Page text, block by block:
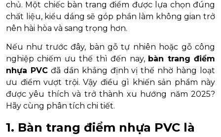
chủ. Một chiếc bàn trang điểm được lựa chọn đúng
chất liệu, kiểu dáng sẽ góp phần làm không gian trở
nên hài hòa và sang trọng hơn.
Nếu như trước đây, bàn gỗ tự nhiên hoặc gỗ công
nghiệp chiếm ưu thế thì đến nay, bàn trang điểm
nhựa PVCđã dần khẳng định vị thế nhờ hàng loạt
ưu điểm vượt trội. Vậy điều gì khiến sản phẩm này
được yêu thích và trở thành xu hướng năm 2025?
Hãy cùng phân tích chi tiết.
1. Bàn trang điểm nhựa PVC là